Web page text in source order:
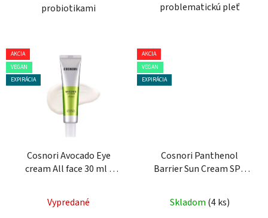
probiotikami
problematickú pleť
AKCIA
VEGAN
EXPIRÁCIA
Cosnori Avocado Eye
cream All face 30 ml -
Vypredané
AKCIA
VEGAN
EXPIRÁCIA
Cosnori Panthenol
Barrier Sun Cream SPF
pleťový krém
Skladom (4 ks)